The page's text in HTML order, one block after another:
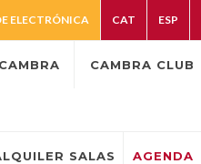
ELECTRÓNICA CAT ESP
CAMBRA CLUB
SALAS AGENDA